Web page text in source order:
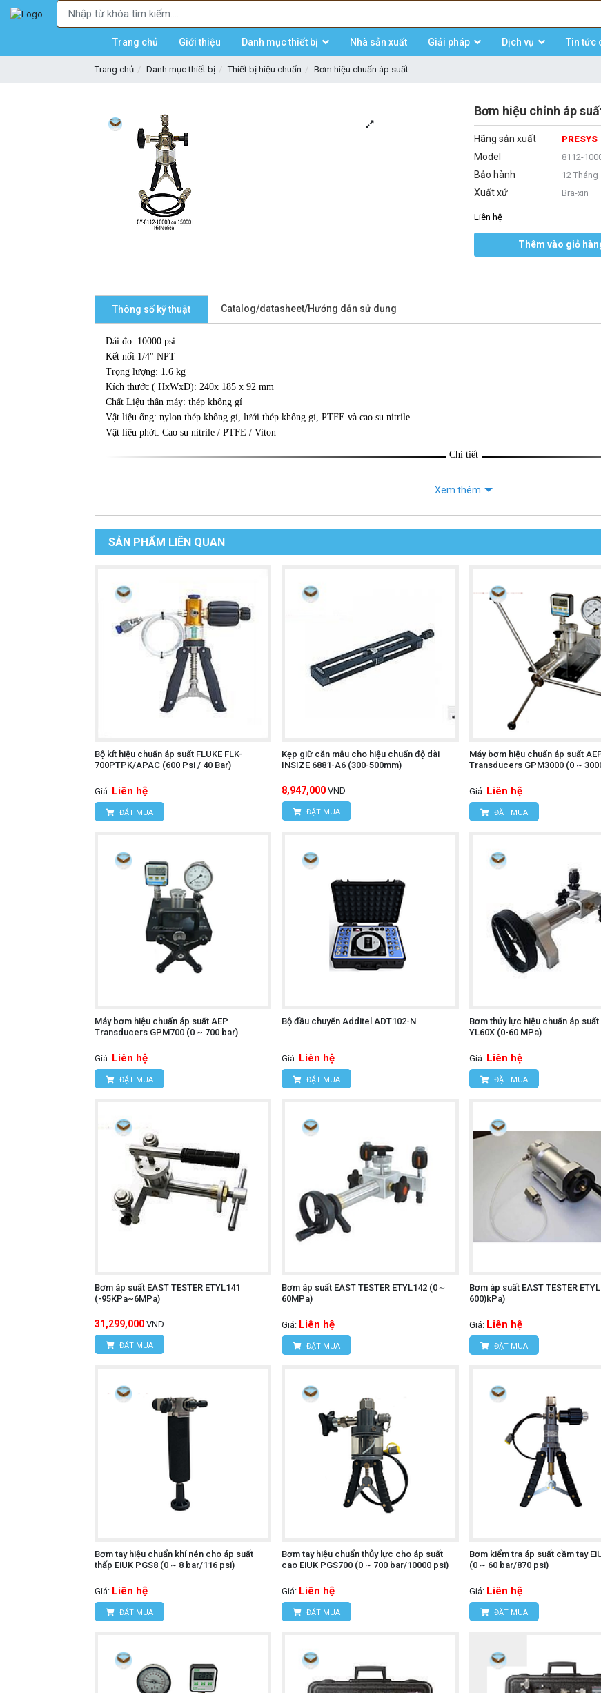
Trang chủ Giới thiệu Danh mục thiết bị Nhà sản xuất Giải pháp Dịch vụ Tin tức
Trang chủ Danh mục thiết bị Thiết bị hiệu chuẩn Bơm hiệu chuẩn áp suất
Bơm hiệu chỉnh áp
Hãng sản xuất PRESYS
Model 8112-
Bảo hành 12 Tháng
Xuất xứ Bra-xin
Liên hệ
Thêm vào giỏ
Thông số kỹ thuật Catalog/datasheet/Hướng dẫn sử dụng
Dải đo: 10000 psi
Kết nối 1/4" NPT
Trọng lượng: 1.6 kg
Kích thước ( HxWxD): 240x 185 x 92 mm
Chất Liệu thân máy: thép không gỉ
Vật liệu ống: nylon thép không gỉ, lưới thép không gỉ, PTFE và cao su nitrile
Vật liệu phớt: Cao su nitrile / PTFE / Viton
Chi tiết
Xem thêm
SẢN PHẨM LIÊN QUAN
Bộ kít hiệu chuẩn áp suất FLUKE FLK-
700PTPK/APAC (600 Psi / 40 Bar)
Giá: Liên hệ
ĐẶT MUA
Kẹp giữ căn mẫu cho hiệu chuẩn độ dài
INSIZE 6881-A6 (300-500mm)
8,947,000 VND
ĐẶT MUA
Máy bơm hiệu chuẩn áp suất
Transducers GPM3000 (0 ~
Giá: Liên hệ
ĐẶT MUA
Máy bơm hiệu chuẩn áp suất AEP
Transducers GPM700 (0 ~ 700 bar)
Giá: Liên hệ
ĐẶT MUA
Bộ đầu chuyển Additel ADT102-N
Giá: Liên hệ
ĐẶT MUA
Bơm thủy lực hiệu chuẩn áp suất
YL60X (0-60 MPa)
Giá: Liên hệ
ĐẶT MUA
Bơm áp suất EAST TESTER ETYL141
(-95KPa~6MPa)
31,299,000 VND
ĐẶT MUA
Bơm áp suất EAST TESTER ETYL142 (0～
60MPa)
Giá: Liên hệ
ĐẶT MUA
Bơm áp suất EAST TESTER
600)kPa)
Giá: Liên hệ
ĐẶT MUA
Bơm tay hiệu chuẩn khí nén cho áp suất
thấp EiUK PGS8 (0 ~ 8 bar/116 psi)
Giá: Liên hệ
ĐẶT MUA
Bơm tay hiệu chuẩn thủy lực cho áp suất
cao EiUK PGS700 (0 ~ 700 bar/10000 psi)
Giá: Liên hệ
ĐẶT MUA
Bơm kiểm tra áp suất cầm tay
(0 ~ 60 bar/870 psi)
Giá: Liên hệ
ĐẶT MUA